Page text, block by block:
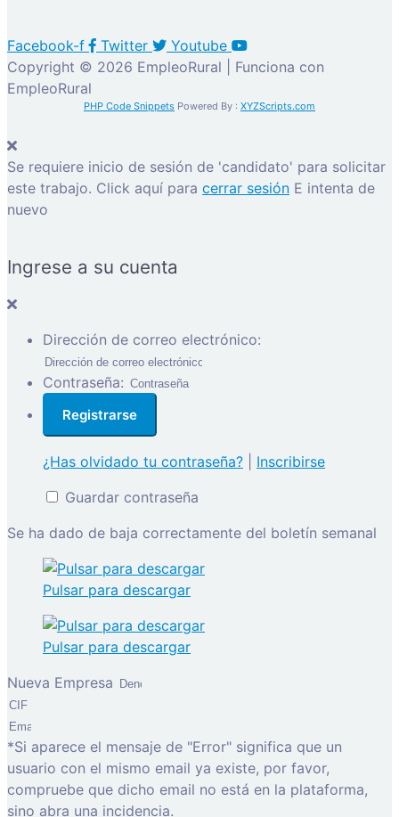
Facebook-f Twitter
Youtube
Copyright © 2026 EmpleoRural | Funciona con
EmpleoRural
PHP Code Snippets Powered By : XYZScripts.com
Se requiere inicio de sesión de 'candidato' para solicitar
este trabajo. Click aquí para cerrar sesión E intenta de
nuevo
Ingrese a su cuenta
Dirección de correo electrónico:
Contraseña:
¿Has olvidado tu contraseña?
Inscribirse
Guardar contraseña
Se ha dado de baja correctamente del boletín semanal
Pulsar para descargar
Pulsar para descargar
Nueva Empresa
*Si aparece el mensaje de "Error" significa que un
usuario con el mismo email ya existe, por favor,
compruebe que dicho email no está en la plataforma,
sino abra una incidencia.